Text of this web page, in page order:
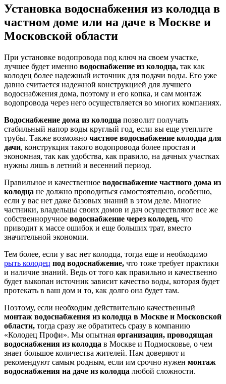
Установка водоснабжения из колодца в
частном доме или на даче в Москве и
Московской области
При установке водопровода под ключ на своем участке,
лучшее будет именно водоснабжение из колодца, так как
колодец более надежный источник для подачи воды. Его уже
давно считается надежной конструкцией для лучшего
водоснабжения дома, поэтому и его копка, и сам монтаж
водопровода через него осуществляется во многих компаниях.
Водоснабжение дома из колодца позволит получать
стабильный напор воды круглый год, если вы еще утеплите
трубы. Также возможно частное водоснабжение колодца для
дачи, конструкция такого водопровода более простая и
экономная, так как удобства, как правило, на дачных участках
нужны лишь в летний и весенний период.
Правильное и качественное водоснабжение частного дома из
колодца не должно проводиться самостоятельно, особенно,
если у вас нет даже базовых знаний в этом деле. Многие
частники, владельцы своих домов и дач осуществляют все же
собственноручное водоснабжение через колодец, что
приводит к массе ошибок и еще больших трат, вместо
значительной экономии.
Тем более, если у вас нет колодца, тогда еще и необходимо
рыть колодец под водоснабжение, что тоже требует практики
и наличие знаний. Ведь от того как правильно и качественно
будет выкопан источник зависит качество воды, которая будет
протекать в ваш дом и то, как долго она будет там.
Поэтому, если необходим действительно качественный
монтаж водоснабжения из колодца в Москве и Московской
области, тогда сразу же обратитесь сразу в компанию
«Колодец Профи». Мы опытная организация, проводящая
водоснабжения из колодца в Москве и Подмосковье, о чем
знает большое количества жителей. Нам доверяют и
рекомендуют самым родным, если им срочно нужен монтаж
водоснабжения на даче из колодца любой сложности.